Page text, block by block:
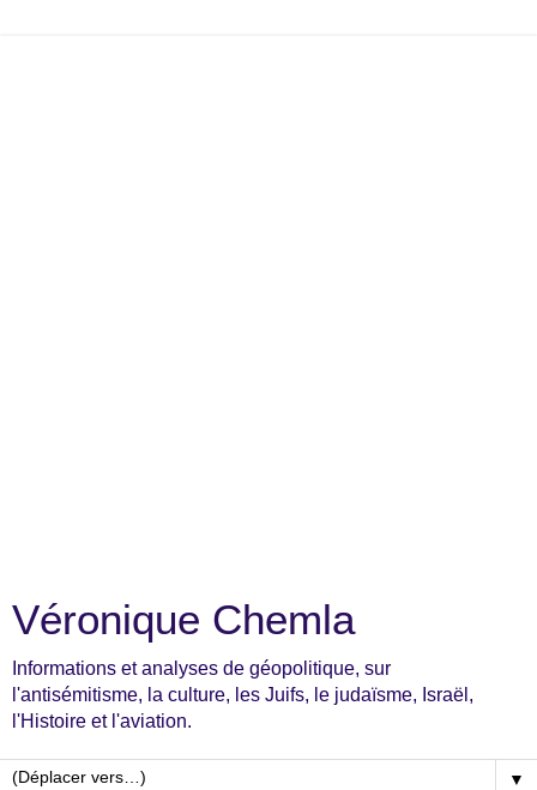
Véronique Chemla
Informations et analyses de géopolitique, sur
l'antisémitisme, la culture, les Juifs, le judaïsme, Israël,
l'Histoire et l'aviation.
▼